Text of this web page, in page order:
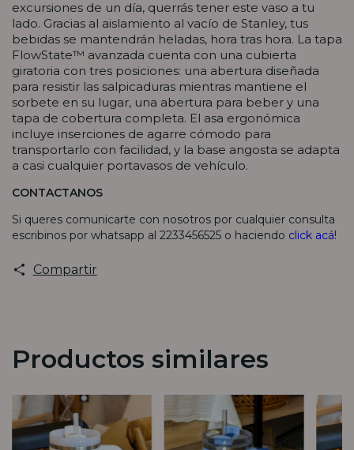
excursiones de un día, querrás tener este vaso a tu
lado. Gracias al aislamiento al vacío de Stanley, tus
bebidas se mantendrán heladas, hora tras hora. La tapa
FlowState™ avanzada cuenta con una cubierta
giratoria con tres posiciones: una abertura diseñada
para resistir las salpicaduras mientras mantiene el
sorbete en su lugar, una abertura para beber y una
tapa de cobertura completa. El asa ergonómica
incluye inserciones de agarre cómodo para
transportarlo con facilidad, y la base angosta se adapta
a casi cualquier portavasos de vehículo.
CONTACTANOS
Si queres comunicarte con nosotros por cualquier consulta
escribinos por whatsapp al 2233456525 o haciendo click acá!
Compartir
Productos similares